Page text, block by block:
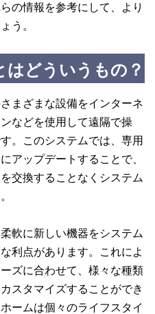
の情報を参考にして、より
う。
はどういうもの？
まざまな設備をインターネ
などを使用して遠隔で操
。このシステムでは、専用
アップデートすることで、
交換することなくシステム
軟に新しい機器をシステム
利点があります。これによ
ズに合わせて、様々な種類
スタマイズすることができ
ームは個々のライフスタイ